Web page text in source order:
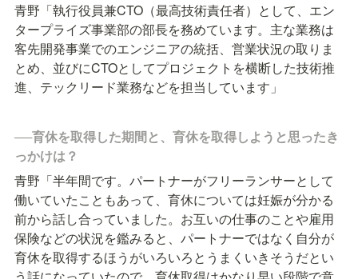
青野「執行役員兼CTO（最高技術責任者）として、エン
タープライズ事業部の部長を務めています。主な業務は
客先開発事業でのエンジニアの統括、営業状況の取りま
とめ、並びにCTOとしてプロジェクトを横断した技術推
進、テックリード業務などを担当しています」
──育休を取得した期間と、育休を取得しようと思ったき
っかけは？
青野「半年間です。パートナーがフリーランサーとして
働いていたこともあって、育休については妊娠が分かる
前から話し合っていました。お互いの仕事のことや雇用
保険などの状況を鑑みると、パートナーではなく自分が
育休を取得するほうがいろいろとうまくいきそうだとい